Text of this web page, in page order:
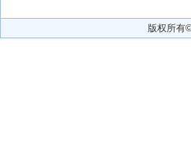
版权所有